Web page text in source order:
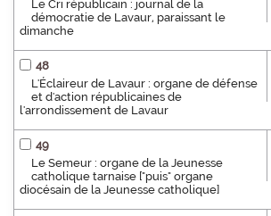
Le Cri républicain : journal de la
démocratie de Lavaur, paraissant le
dimanche
48
L'Éclaireur de Lavaur : organe de défense
et d'action républicaines de
l'arrondissement de Lavaur
49
Le Semeur : organe de la Jeunesse
catholique tarnaise ["puis" organe
diocésain de la Jeunesse catholique]